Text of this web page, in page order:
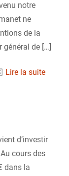
notre
ne
de la
général de […]
Lire la suite
d’investir
cours des
dans la